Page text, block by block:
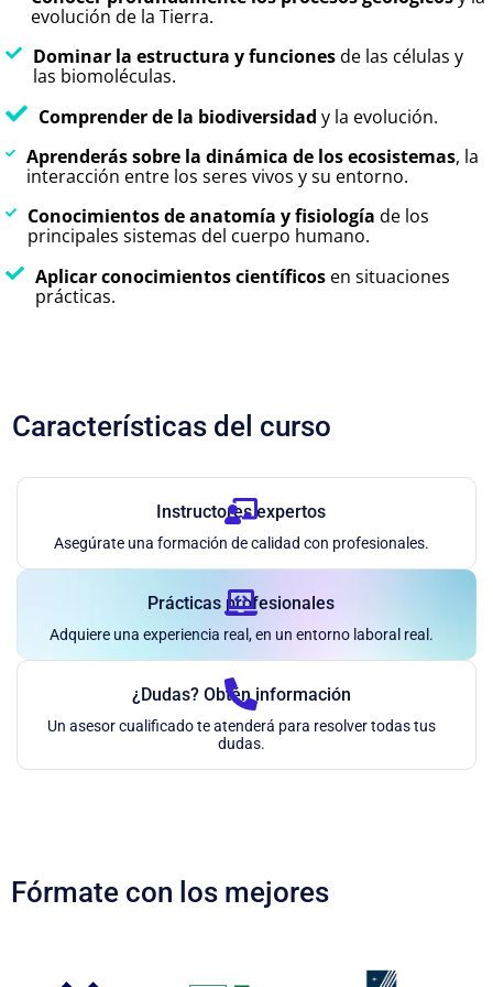
evolución de la Tierra.
Dominar la estructura y funcionesde las células y
las biomoléculas.
Comprender de la biodiversidad y la evolución.
Aprenderás sobre la dinámica de los ecosistemas, la
interacción entre los seres vivos y su entorno.
Conocimientos de anatomía y fisiología de los
principales sistemas del cuerpo humano.
Aplicar conocimientos científicosen situaciones
prácticas.
Características del curso
Instructores expertos
Asegúrate una formación de calidad con profesionales.
Prácticas profesionales
Adquiere una experiencia real, en un entorno laboral real.
¿Dudas? Obtén información
Un asesor cualificado te atenderá para resolver todas tus
dudas.
Fórmate con los mejores